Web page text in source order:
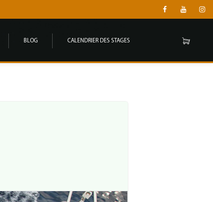
BLOG CALENDRIER DES STAGES